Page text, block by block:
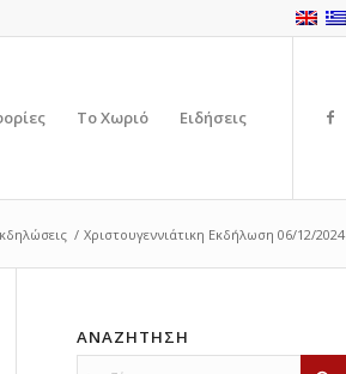
Το Χωριό Ειδήσεις
/ Χριστουγεννιάτικη Εκδήλωση 06/12/2024
ΑΝΑΖΗΤΗΣΗ